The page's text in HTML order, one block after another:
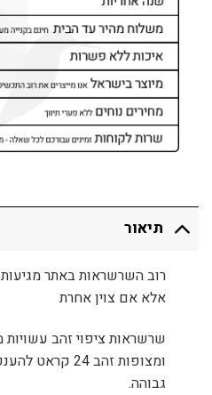
תיאור
אלא אם צוין אחרת
שרשראות ציפוי זהב עשויות
ומצופות זהב 24
גבוהה.